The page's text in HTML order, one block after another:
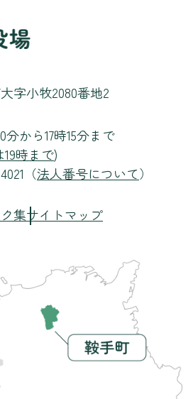
字小牧2080番地2
分から17時15分まで
時まで)
（法人番号について）
集サイトマップ